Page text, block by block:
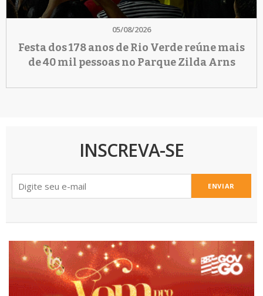
05/08/2026
Festa dos 178 anos de Rio Verde reúne mais
de 40 mil pessoas no Parque Zilda Arns
INSCREVA-SE
ENVIAR